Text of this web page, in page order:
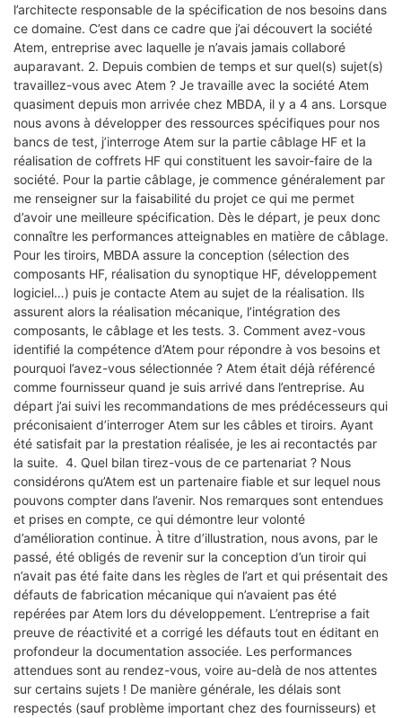
l’architecte responsable de la spécification de nos besoins dans
ce domaine. C’est dans ce cadre que j’ai découvert la société
Atem, entreprise avec laquelle je n’avais jamais collaboré
auparavant. 2. Depuis combien de temps et sur quel(s) sujet(s)
travaillez-vous avec Atem ? Je travaille avec la société Atem
quasiment depuis mon arrivée chez MBDA, il y a 4 ans. Lorsque
nous avons à développer des ressources spécifiques pour nos
bancs de test, j’interroge Atem sur la partie câblage HF et la
réalisation de coffrets HF qui constituent les savoir-faire de la
société. Pour la partie câblage, je commence généralement par
me renseigner sur la faisabilité du projet ce qui me permet
d’avoir une meilleure spécification. Dès le départ, je peux donc
connaître les performances atteignables en matière de câblage.
Pour les tiroirs, MBDA assure la conception (sélection des
composants HF, réalisation du synoptique HF, développement
logiciel…) puis je contacte Atem au sujet de la réalisation. Ils
assurent alors la réalisation mécanique, l’intégration des
composants, le câblage et les tests. 3. Comment avez-vous
identifié la compétence d’Atem pour répondre à vos besoins et
pourquoi l’avez-vous sélectionnée ? Atem était déjà référencé
comme fournisseur quand je suis arrivé dans l’entreprise. Au
départ j’ai suivi les recommandations de mes prédécesseurs qui
préconisaient d’interroger Atem sur les câbles et tiroirs. Ayant
été satisfait par la prestation réalisée, je les ai recontactés par
la suite. 4. Quel bilan tirez-vous de ce partenariat ? Nous
considérons qu’Atem est un partenaire fiable et sur lequel nous
pouvons compter dans l’avenir. Nos remarques sont entendues
et prises en compte, ce qui démontre leur volonté
d’amélioration continue. À titre d’illustration, nous avons, par le
passé, été obligés de revenir sur la conception d’un tiroir qui
n’avait pas été faite dans les règles de l’art et qui présentait des
défauts de fabrication mécanique qui n’avaient pas été
repérées par Atem lors du développement. L’entreprise a fait
preuve de réactivité et a corrigé les défauts tout en éditant en
profondeur la documentation associée. Les performances
attendues sont au rendez-vous, voire au-delà de nos attentes
sur certains sujets ! De manière générale, les délais sont
respectés (sauf problème important chez des fournisseurs) et